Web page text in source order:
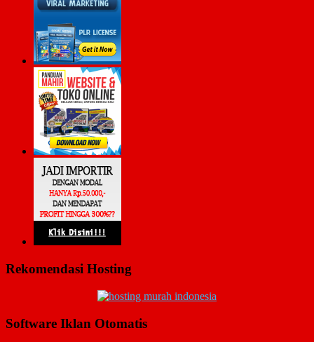
Rekomendasi Hosting
Software Iklan Otomatis